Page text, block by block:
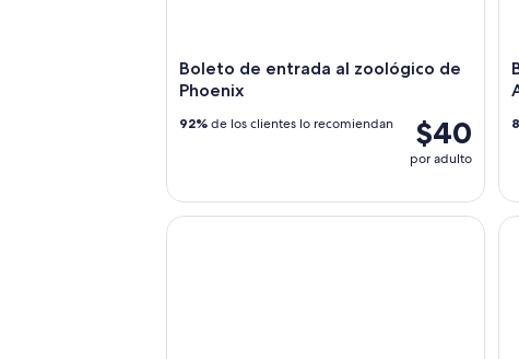
Boleto de entrada al zoológico de
Phoenix
$40
por adulto
92% de los clientes lo recomiendan
Phoenix: alquiler de vehículos todo terreno